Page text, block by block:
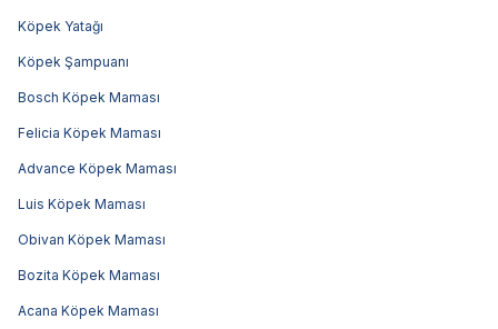
Köpek Yatağı
Köpek Şampuanı
Bosch Köpek Maması
Felicia Köpek Maması
Advance Köpek Maması
Luis Köpek Maması
Obivan Köpek Maması
Bozita Köpek Maması
Acana Köpek Maması